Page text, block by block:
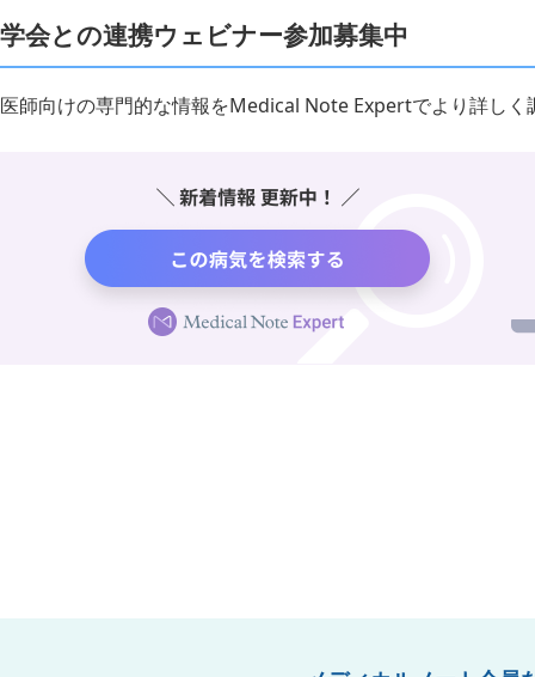
学会との連携ウェビナー参加募集中
医師向けの専門的な情報をMedical Note Expertでより詳しく